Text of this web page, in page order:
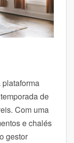
de
Com uma
e chalés
gestor